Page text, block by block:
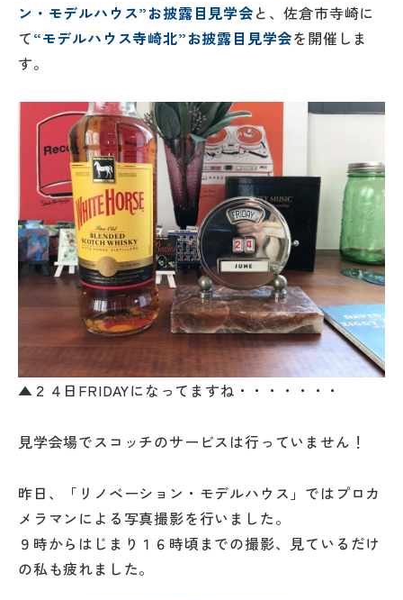
ン・モデルハウス”お披露目見学会と、佐倉市寺崎に
て“モデルハウス寺崎北”お披露目見学会を開催しま
す。
▲２４日FRIDAYになってますね・・・・・・・
見学会場でスコッチのサービスは行っていません！
昨日、「リノベーション・モデルハウス」ではプロカ
メラマンによる写真撮影を行いました。
９時からはじまり１６時頃までの撮影、見ているだけ
の私も疲れました。